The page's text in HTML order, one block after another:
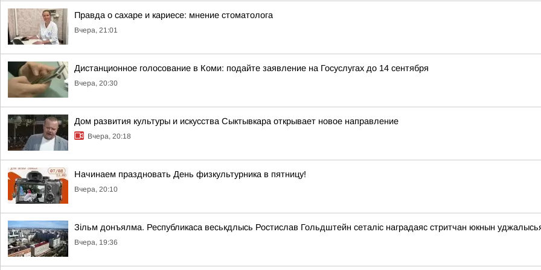
Правда о сахаре и кариесе: мнение стоматолога
Вчера, 21:01
Дистанционное голосование в Коми: подайте заявление на Госуслугах до 14 сентября
Вчера, 20:30
Дом развития культуры и искусства Сыктывкара открывает новое направление
Вчера, 20:18
Начинаем праздновать День физкультурника в пятницу!
Вчера, 20:10
Зільм донъялма. Республикаса веськдлысь Ростислав Гольдштейн сеталіс наградаяс стритчан юкнын
Вчера, 19:36